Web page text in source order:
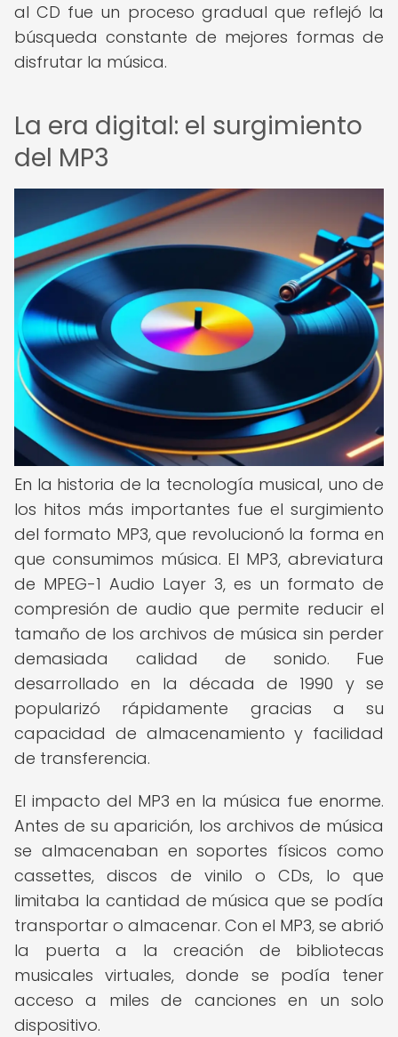
al CD fue un proceso gradual que reflejó la
búsqueda constante de mejores formas de
disfrutar la música.
La era digital: el surgimiento
del MP3
En la historia de la tecnología musical, uno de
los hitos más importantes fue el surgimiento
del formato MP3, que revolucionó la forma en
que consumimos música. El MP3, abreviatura
de MPEG-1 Audio Layer 3, es un formato de
compresión de audio que permite reducir el
tamaño de los archivos de música sin perder
demasiada calidad de sonido. Fue
desarrollado en la década de 1990 y se
popularizó rápidamente gracias a su
capacidad de almacenamiento y facilidad
de transferencia.
El impacto del MP3 en la música fue enorme.
Antes de su aparición, los archivos de música
se almacenaban en soportes físicos como
cassettes, discos de vinilo o CDs, lo que
limitaba la cantidad de música que se podía
transportar o almacenar. Con el MP3, se abrió
la puerta a la creación de bibliotecas
musicales virtuales, donde se podía tener
acceso a miles de canciones en un solo
dispositivo.